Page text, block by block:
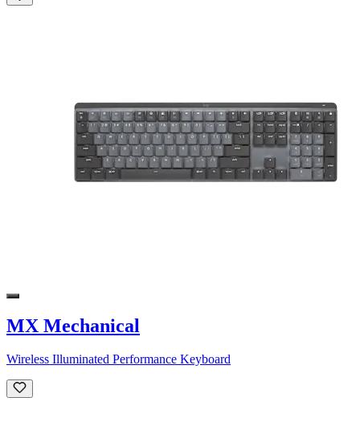
MX Mechanical
Wireless Illuminated Performance Keyboard